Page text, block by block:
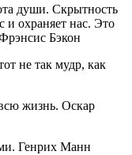
души. Скрытность
и охраняет нас. Это
Бэкон
не так мудр, как
жизнь. Оскар
Генрих Манн